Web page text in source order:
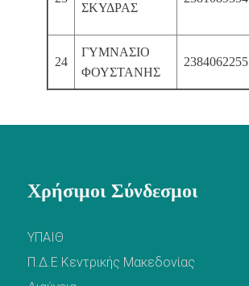
ΣΚΥΔΡΑΣ
24
ΓΥΜΝΑΣΙΟ
ΦΟΥΣΤΑΝΗΣ
2384062255
Χρήσιμοι Σύνδεσμοι
ΥΠΑΙΘ
Π.Δ.Ε Κεντρικής Μακεδονίας